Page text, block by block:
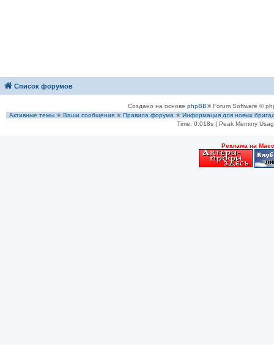
Список форумов
Создано на основе phpBB® Forum Software ©
Активные темы ✭ Ваши сообщения ✭ Правила форума ✭ Информация для новых
Time: 0.018s| Peak Memory
Рeклама на